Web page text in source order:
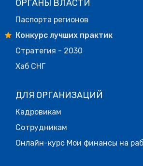
ОРГАНЫ ВЛАСТИ
Паспорта регионов
Конкурс лучших практик
Стратегия - 2030
Хаб СНГ
ДЛЯ ОРГАНИЗАЦИЙ
Кадровикам
Сотрудникам
Онлайн-курс Мои финансы на